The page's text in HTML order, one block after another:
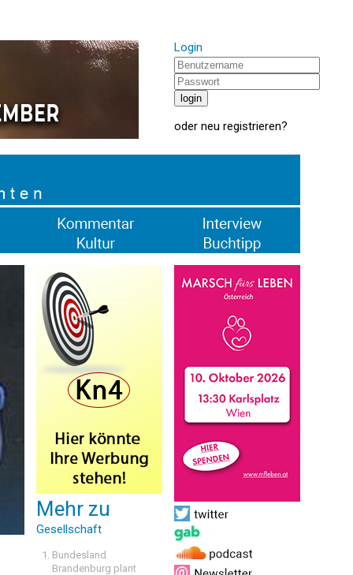
Login
oder neu registrieren?
Mehr zu
Gesellschaft
Bundesland
Brandenburg plant